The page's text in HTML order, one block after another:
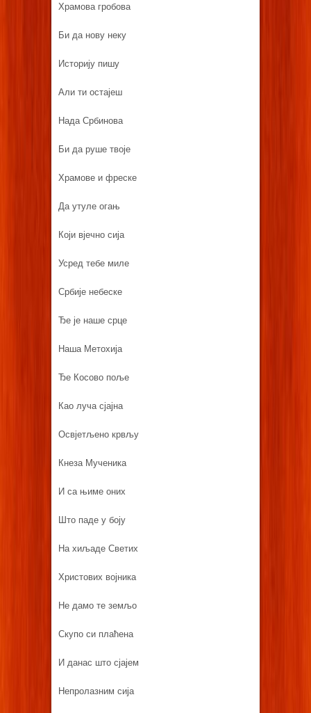
Храмова гробова
Би да нову неку
Историју пишу
Али ти остајеш
Нада Србинова
Би да руше твоје
Храмове и фреске
Да утуле огањ
Који вјечно сија
Усред тебе миле
Србије небеске
Ђе је наше срце
Наша Метохија
Ђе Косово поље
Као луча сјајна
Освјетљено крвљу
Кнеза Мученика
И са њиме оних
Што паде у боју
На хиљаде Светих
Христових војника
Не дамо те земљо
Скупо си плаћена
И данас што сјајем
Непролазним сија